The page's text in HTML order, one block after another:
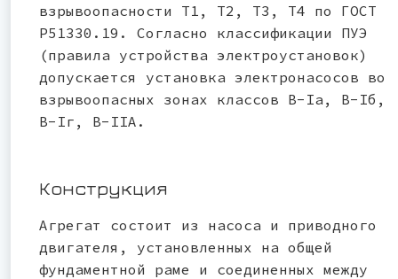
взрывоопасности Т1, Т2, Т3, Т4 по ГОСТ
Р51330.19. Согласно классификации ПУЭ
(правила устройства электроустановок)
допускается установка электронасосов во
взрывоопасных зонах классов В-Iа, В-Iб,
В-Iг, В-IIА.
Конструкция
Агрегат состоит из насоса и приводного
двигателя, установленных на общей
фундаментной раме и соединенных между